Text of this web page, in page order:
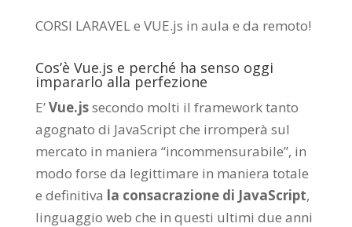
CORSI LARAVEL e VUE.js in aula e da remoto!
Cos’è Vue.js e perché ha senso oggi
impararlo alla perfezione
E’Vue.jssecondo molti il framework tanto
agognato di JavaScript che irromperà sul
mercato in maniera “incommensurabile”, in
modo forse da legittimare in maniera totale
e definitiva la consacrazione di JavaScript,
linguaggio web che in questi ultimi due anni